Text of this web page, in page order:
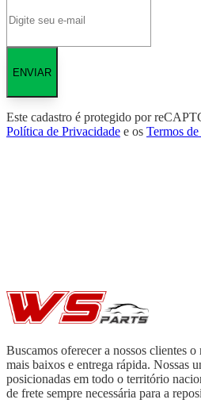
ENVIAR
Este cadastro é protegido por
Política de Privacidade e os Termos
Buscamos oferecer a nossos clientes
mais baixos e entrega rápida. Nossas
posicionadas em todo o território
de frete sempre necessária para a